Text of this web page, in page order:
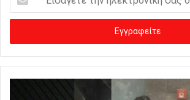
σ
γ
ε